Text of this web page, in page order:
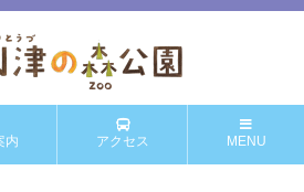
内 アクセス MENU